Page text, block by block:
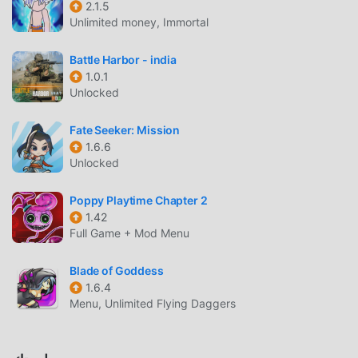
الكلاسيكية action الألعاب AirForce Ultimate Wars 1.0. في
الوقت نفسه ، قامت moddroid ببناء منصة خاصة لعشاق الألعاب
action ، مما يتيح لك التواصل والمشاركة مع جميع عشاق الألعاب
action من جميع أنحاء العالم ، ماذا تنتظر ، انضم إلى moddroid و
مثل الألعاب التقليدية action ، تتميز AirForce Ultimate Wars
بأسلوب فني فريد ، كما أن رسوماتها وخرائطها وشخصياتها عالية
الجودة تجعل AirForce Ultimate Wars جذبت الكثير من action
معجبين ، وبالمقارنة مع فئة الألعاب التقليدية action ، اعتمدت
AirForce Ultimate Wars 1.0 محركًا افتراضيًا محدثًا وأجرى ترقيات
للعبة بشكل كبير. مع الاحتفاظ بالنمط الأصلي action ، فإن الحد
الأقصى يعزز التجربة الحسية للمستخدم ، وهناك العديد من الأنواع
المختلفة من الهواتف المحمولة apk ذات القدرة على التكيف
2.1.5
Unlimited money, Immortal
Battle Harbor - india
1.0.1
Unlocked
Fate Seeker: Mission
1.6.6
Unlocked
Poppy Playtime Chapter 2
1.42
Full Game + Mod Menu
Blade of Goddess
1.6.4
Menu, Unlimited Flying Daggers